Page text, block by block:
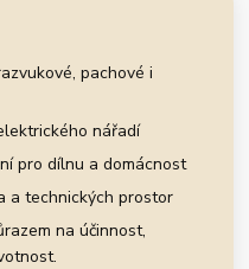
pachové i
nářadí
pro dílnu a domácnost
a technických prostor
na účinnost,